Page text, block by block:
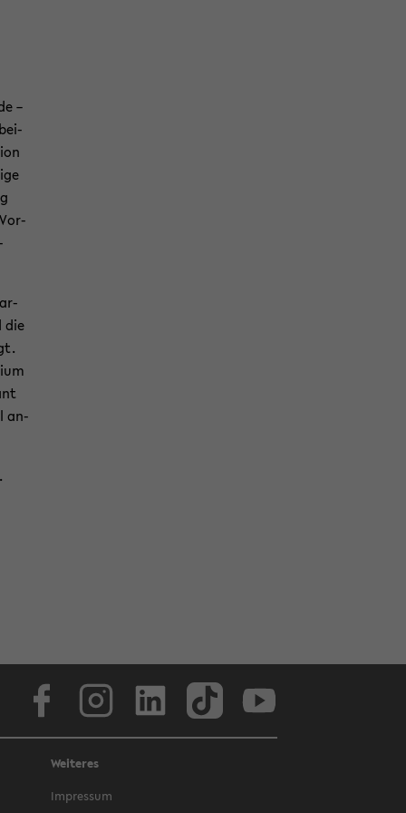
–
die
an­
.
Face­book
Weiteres
Im­pres­sum